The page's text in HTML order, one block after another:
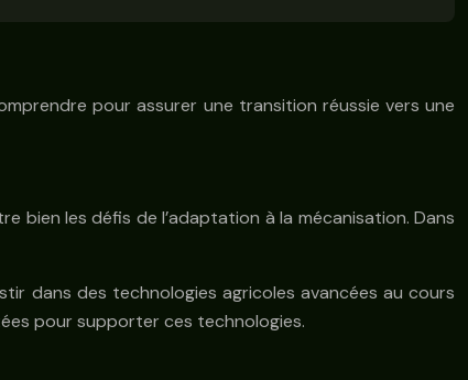
pour assurer une transition réussie vers une
bien les défis de l’adaptation à la mécanisation. Dans
dans des technologies agricoles avancées au cours
pour supporter ces technologies.